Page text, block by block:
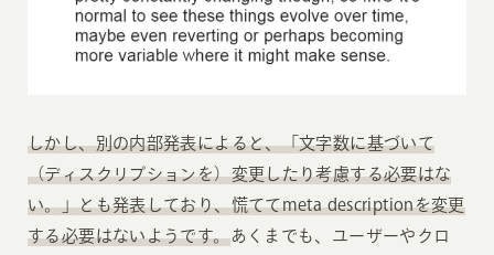
しかし、別の内部発表によると、「文字数に基づいて
（ディスクリプションを）変更したり考慮する必要はな
い。」とも発表しており、慌ててmeta descriptionを変更
する必要はないようです。あくまでも、ユーザーやクロ